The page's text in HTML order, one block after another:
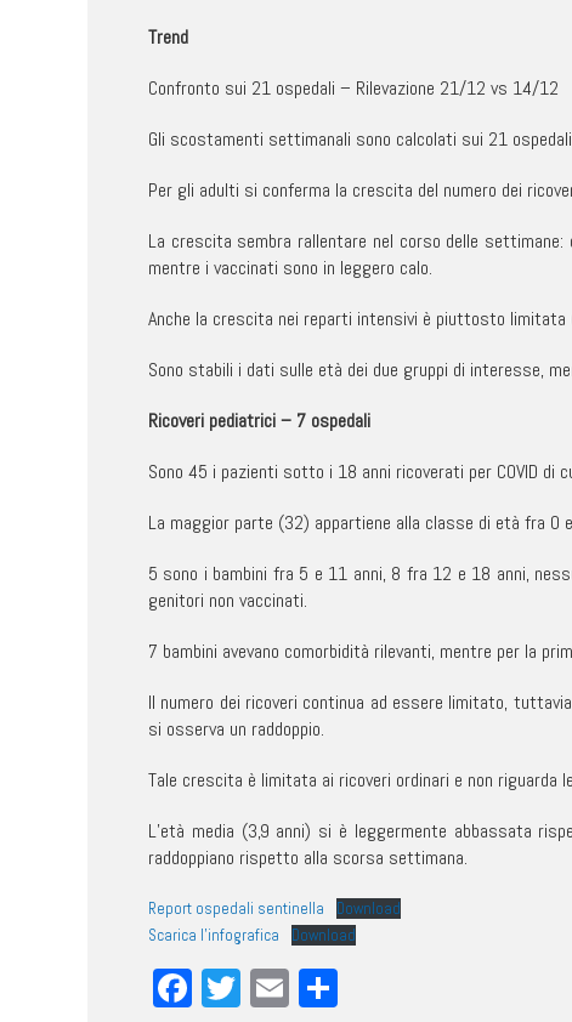
Trend
Confronto sui 21 ospedali – Rilevazione 21/12 vs 14/12
Gli scostamenti settimanali sono calcolati sui 21
Per gli adulti si conferma la crescita del numero dei
La crescita sembra rallentare nel corso delle
mentre i vaccinati sono in leggero calo.
Anche la crescita nei reparti intensivi è piuttosto
Sono stabili i dati sulle età dei due gruppi di interesse,
Ricoveri pediatrici – 7 ospedali
Sono 45 i pazienti sotto i 18 anni ricoverati per COVID di
La maggior parte (32) appartiene alla classe di età fra 0
5 sono i bambini fra 5 e 11 anni, 8 fra 12 e 18 anni,
genitori non vaccinati.
7 bambini avevano comorbidità rilevanti, mentre per la
Il numero dei ricoveri continua ad essere limitato,
si osserva un raddoppio.
Tale crescita è limitata ai ricoveri ordinari e non riguarda
L’età media (3,9 anni) si è leggermente abbassata
raddoppiano rispetto alla scorsa settimana.
Report ospedali sentinella
Download
Scarica l’infografica
Download
Facebook
Twitter
Email